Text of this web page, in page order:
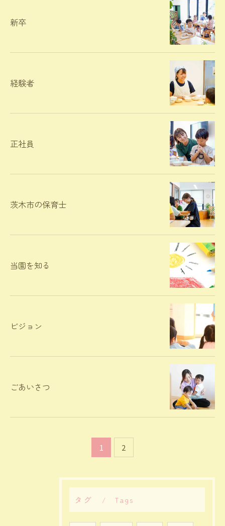
新卒
経験者
正社員
茨木市の保育士
当園を知る
ビジョン
ごあいさつ
1 2
タグ Tags